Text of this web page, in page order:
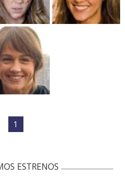
1
ESTRENOS